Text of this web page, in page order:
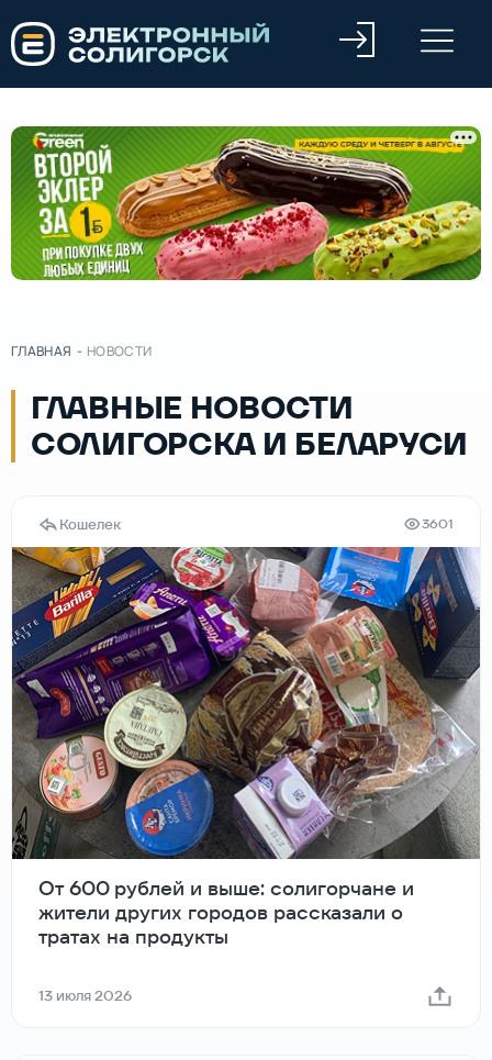
ГЛАВНАЯ - НОВОСТИ
ГЛАВНЫЕ НОВОСТИ
СОЛИГОРСКА И БЕЛАРУСИ
Кошелек 3601
От 600 рублей и выше: солигорчане и
жители других городов рассказали о
тратах на продукты
13 июля 2026